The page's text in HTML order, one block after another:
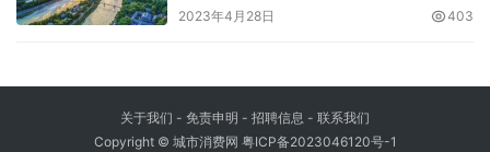
2023年4月28日 403
关于我们 - 免责申明 - 招聘信息 - 联系我们
Copyright © 城市消费网 粤ICP备2023046120号-1